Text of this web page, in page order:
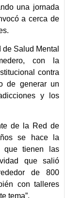
una jornada
a cerca de
Salud Mental
con la
contra
de generar un
y los
de la Red de
se hace la
que tienen las
que salió
de 800
con talleres
tema”.